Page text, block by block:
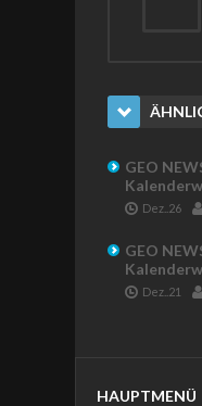
GEO
Dez..26
GEO
Dez..21
HAUPTMENÜ